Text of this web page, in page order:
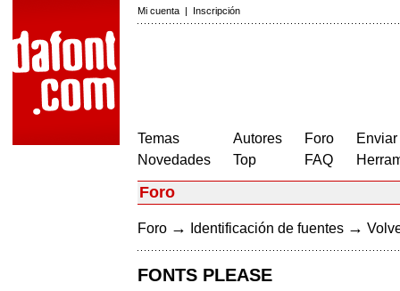
Mi cuenta | Inscripción
Temas
Novedades
Autores
Top
Foro
FAQ
Foro
Foro → Identificación de fuentes →
FONTS PLEASE